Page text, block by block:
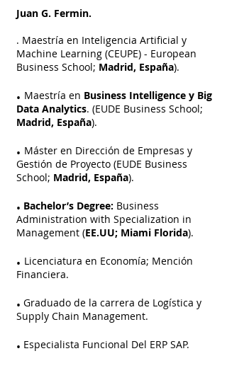
Juan G. Fermin.
. Maestría en Inteligencia Artificial y
Machine Learning (CEUPE) - European
Business School; Madrid, España).
. Maestría en Business Intelligence y Big
Data Analytics. (EUDE Business School;
Madrid, España).
. Máster en Dirección de Empresas y
Gestión de Proyecto (EUDE Business
School; Madrid, España).
. Bachelor’s Degree: Business
Administration with Specialization in
Management (EE.UU; Miami Florida).
. Licenciatura en Economía; Mención
Financiera.
. Graduado de la carrera de Logística y
Supply Chain Management.
. Especialista Funcional Del ERP SAP.